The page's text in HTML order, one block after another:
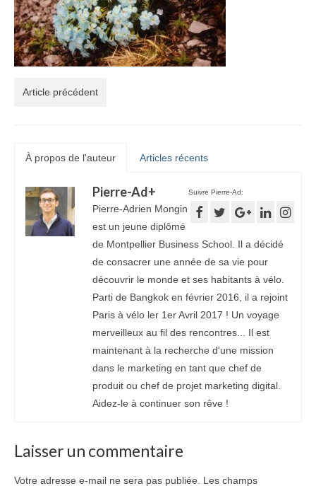
Article précédent
À propos de l'auteur Articles récents
Suivre Pierre-Ad:
Pierre-Ad+
Pierre-Adrien Mongin
est un jeune diplômé
de Montpellier Business School. Il a décidé
de consacrer une année de sa vie pour
découvrir le monde et ses habitants à vélo.
Parti de Bangkok en février 2016, il a rejoint
Paris à vélo ler 1er Avril 2017 ! Un voyage
merveilleux au fil des rencontres... Il est
maintenant à la recherche d'une mission
dans le marketing en tant que chef de
produit ou chef de projet marketing digital.
Aidez-le à continuer son rêve !
Laisser un commentaire
Votre adresse e-mail ne sera pas publiée.
Les champs